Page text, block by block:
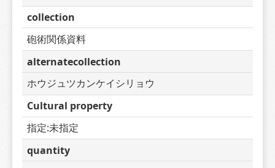
collection
砲術関係資料
alternatecollection
ホウジュツカンケイシリョウ
Cultural property
指定:未指定
quantity